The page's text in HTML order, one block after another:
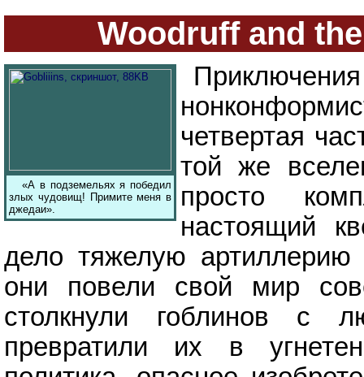
Woodruff and
«А в подземельях я победил
злых чудовищ! Примите меня в
джедаи».
четвертая
той же
просто
настоящий
дело тяжелую
они повели свой мир
столкнули гоблинов с
превратили их в